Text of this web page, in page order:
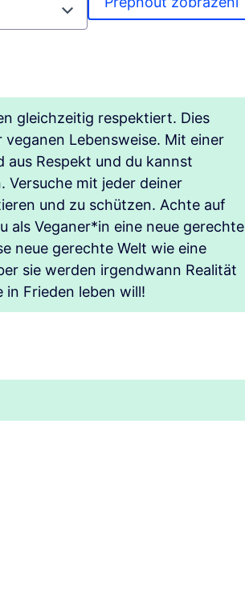
gleichzeitig respektiert. Dies
Lebensweise. Mit einer
aus Respekt und du kannst
Versuche mit jeder deiner
und zu schützen. Achte auf
als Veganer*in eine neue gerechte
neue gerechte Welt wie eine
sie werden irgendwann Realität
in Frieden leben will!